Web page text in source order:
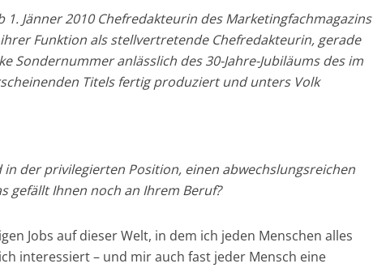
1. Jänner 2010 Chefredakteurin des Marketingfachmagazins
ihrer Funktion als stellvertretende Chefredakteurin, gerade
Sondernummer anlässlich des 30-Jahre-Jubiläums des im
Titels fertig produziert und unters Volk
in der privilegierten Position, einen abwechslungsreichen
gefällt Ihnen noch an Ihrem Beruf?
Jobs auf dieser Welt, in dem ich jeden Menschen alles
interessiert – und mir auch fast jeder Mensch eine